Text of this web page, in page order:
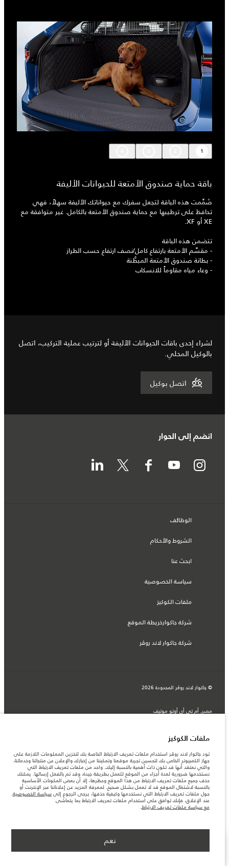
1
باقة حماية صندوق الأمتعة للحيوانات الأليفة
صُمِّمت هذه الباقة لتجعل سفرك مع حيواناتك الأليفة سهلاً، فهي
تحافظ على ترطيبها مع حماية صندوق الأمتعة بالكامل. غير متوافقة مع
XE أو XF.
تتضمن هذه الباقة
- مقسِّم الأمتعة بارتفاع كامل/نصف ارتفاع حسب الطراز
- بطانة صندوق الأمتعة المبطَّنة
- وعاء مياه مقاوماً للانسكاب
لشراء إحدى باقات الحيوانات الأليفة أو لترتيب عملية التركيب، اتصل
بالوكيل المحلي.
اتصل بوكيل
انضم إلى الحوار
الوظائف
الشروط والأحكام
ابحث عنا
سياسة الخصوصية
ملفات الكوكيز
شركة جاكوارخريطة الموقع
شركة جاكوار لاند روڤر
© جاكوار لاند روڨر المحدودة 2026
مصر, أم تي أي أوتو موتيف
والتحقق من الأسعار.
الأرقام المقدمة هي نتيجة لاختبارات المصنع الرسمية وفقاً لتشريعات الاتحاد الأوروبي. قد
يتباين استهلك الوقود الفعلي للمركبة عن ذلك المتحقق في تلك الاختبارات كما أن هذه
الأرقام بغرض المقارنة فحسب.
ملاحظة مهمة حول الصور والمواصفات. إن النقص العالمي في أشباه الموصلات يؤثر حاليًا
في مواصفات تصميم السيارات وتوفر الخيارات وتوقيتات التصاميم. هذا ظرف ديناميكي
للغاية، ونتيجة لذلك، قد لا تمثّل الصور المستخدَمة ضمن موقع الويب حاليًا المواصفات الحالية
بالكامل بالنسبة إلى الميزات والخيارات والحلية ومجموعات الألوان. يرجى استشارة وكيلك الذي
سيتمكّن من تأكيد أي تقييدات حالية معك للسماح لك باتخاذ قرار مدروس
ملفات الكوكيز
تود جاكوار لاند روڤر استخدام ملفات تعريف الارتباط الخاصة بك لتخزين المعلومات اللازمة على
جهاز الكمبيوتر الخاص بك لتحسين تجربة موقعنا وتمكيننا من إخبارك والإعلان عن منتجاتنا وخدماتنا،
والتي نعتقد أنها قد تكون ذات أهمية بالنسبة إليك. واحد من ملفات تعريف الارتباط التي
نستخدمها ضرورية لعدة أجزاء من الموقع للعمل بطريقة جيدة، وقد تم بالفعل إرسالها. يمكنك
حذف جميع ملفات تعريف الارتباط من هذا الموقع وحظرها، إلا أن بعض المكونات الأساسية
بالنسبة لاشتغال الموقع قد لا تعمل بشكل صحيح. لمعرفة المزيد عن إعلاناتنا عبر الإنترنت أو
حول ملفات تعريف الارتباط التي نستخدمها وكيفية حذفها، يرجى الرجوع إلى سياسة الخصوصية.
عند الإغلاق، فإنك توافق على استخدام ملفات تعريف الارتباط بما يتماشى
مع سياسة ملفات تعريف الارتباط.
نعم
عرض المزيد اعثر على وكيل